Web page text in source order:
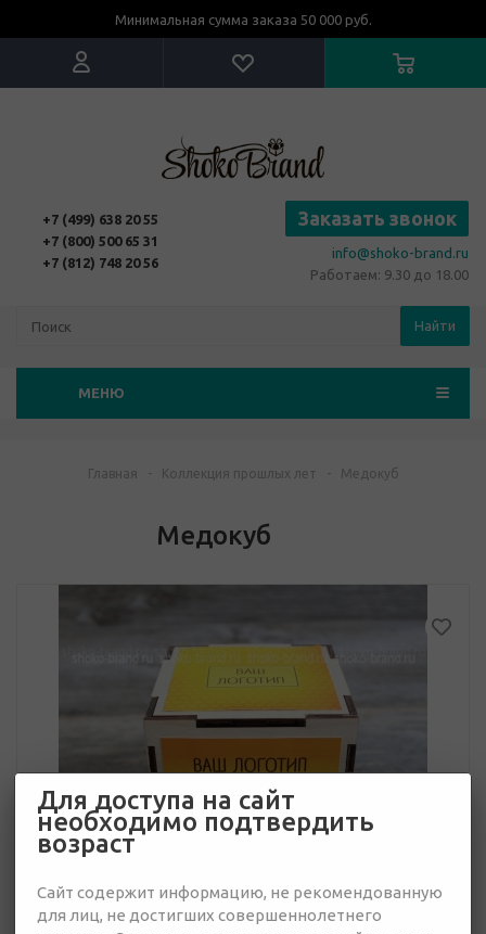
Минимальная сумма заказа 50 000 руб.
+7 (499) 638 20 55
+7 (800) 500 65 31
+7 (812) 748 20 56
Заказать звонок
info@shoko-brand.ru
Работаем: 9.30 до 18.00
Найти
МЕНЮ
Главная - Коллекция прошлых лет - Медокуб
Медокуб
Для доступа на сайт
необходимо подтвердить
возраст
Сайт содержит информацию, не рекомендованную
для лиц, не достигших совершеннолетнего